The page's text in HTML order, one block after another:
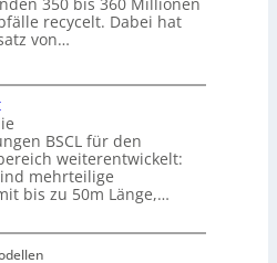
recycelt. Dabei hat
von…
BSCL für den
weiterentwickelt:
mehrteilige
bis zu 50m Länge,…